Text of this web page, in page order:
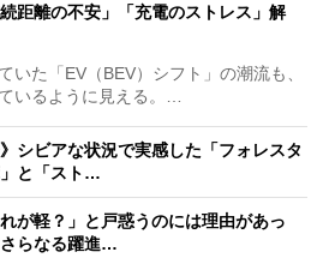
距離の不安」「充電のストレス」解
た「EV（BEV）シフト」の潮流も、
いるように見える。…
シビアな状況で実感した「フォレスタ
と「スト…
が軽？」と戸惑うのには理由があっ
らなる躍進…